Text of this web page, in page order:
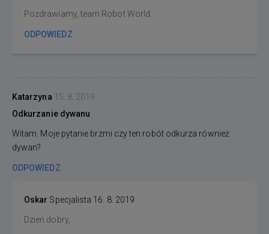
Pozdrawiamy, team Robot World.
ODPOWIEDZ
Katarzyna 15. 8. 2019
Odkurzanie dywanu
Witam. Moje pytanie brzmi czy ten robót odkurza również
dywan?
ODPOWIEDZ
Oskar Specjalista 16. 8. 2019
Dzień dobry,